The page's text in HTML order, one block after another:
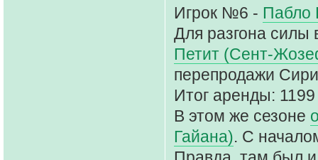
Игрок №6 - Пабло
Для разгона
Петит (Сент-
перепродажи
Итог аренды:
В этом же сезоне
Гайана). С